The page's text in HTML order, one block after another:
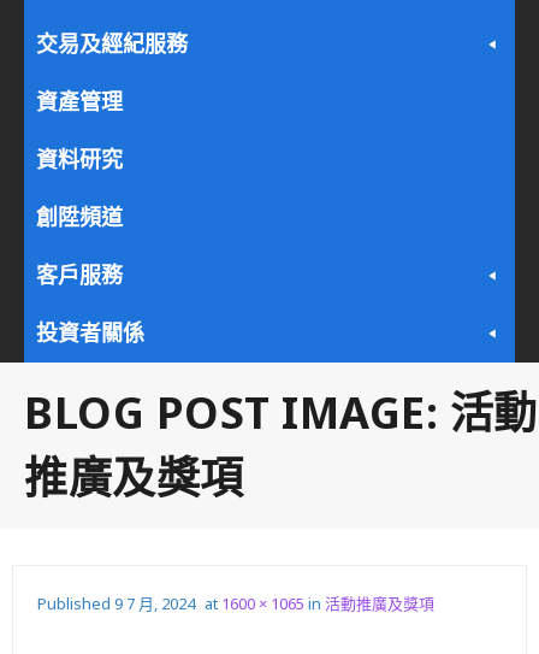
交易及經紀服務
資產管理
資料研究
創陞頻道
客戶服務
投資者關係
BLOG POST IMAGE: 活動
推廣及獎項
Published 9 7 月, 2024 at 1600 × 1065 in 活動推廣及獎項